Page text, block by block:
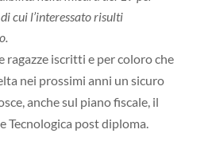
cui l’interessato risulti
ragazze iscritti e per coloro che
nei prossimi anni un sicuro
anche sul piano fiscale, il
Tecnologica post diploma.